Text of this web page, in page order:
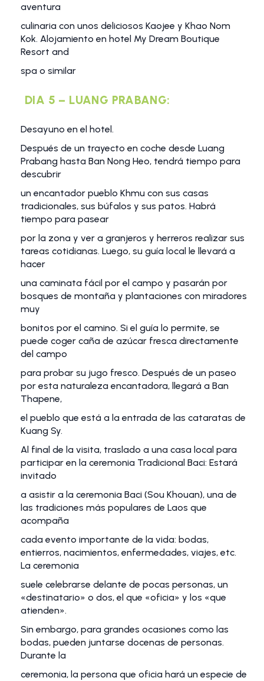
aventura
culinaria con unos deliciosos Kaojee y Khao Nom
Kok. Alojamiento en hotel My Dream Boutique
Resort and
spa o similar
DIA 5 – LUANG PRABANG:
Desayuno en el hotel.
Después de un trayecto en coche desde Luang
Prabang hasta Ban Nong Heo, tendrá tiempo para
descubrir
un encantador pueblo Khmu con sus casas
tradicionales, sus búfalos y sus patos. Habrá
tiempo para pasear
por la zona y ver a granjeros y herreros realizar sus
tareas cotidianas. Luego, su guía local le llevará a
hacer
una caminata fácil por el campo y pasarán por
bosques de montaña y plantaciones con miradores
muy
bonitos por el camino. Si el guía lo permite, se
puede coger caña de azúcar fresca directamente
del campo
para probar su jugo fresco. Después de un paseo
por esta naturaleza encantadora, llegará a Ban
Thapene,
el pueblo que está a la entrada de las cataratas de
Kuang Sy.
Al final de la visita, traslado a una casa local para
participar en la ceremonia Tradicional Baci: Estará
invitado
a asistir a la ceremonia Baci (Sou Khouan), una de
las tradiciones más populares de Laos que
acompaña
cada evento importante de la vida: bodas,
entierros, nacimientos, enfermedades, viajes, etc.
La ceremonia
suele celebrarse delante de pocas personas, un
«destinatario» o dos, el que «oficia» y los «que
atienden».
Sin embargo, para grandes ocasiones como las
bodas, pueden juntarse docenas de personas.
Durante la
ceremonia, la persona que oficia hará un especie de